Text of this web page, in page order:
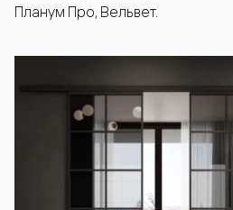
Планум Про, Вельвет.